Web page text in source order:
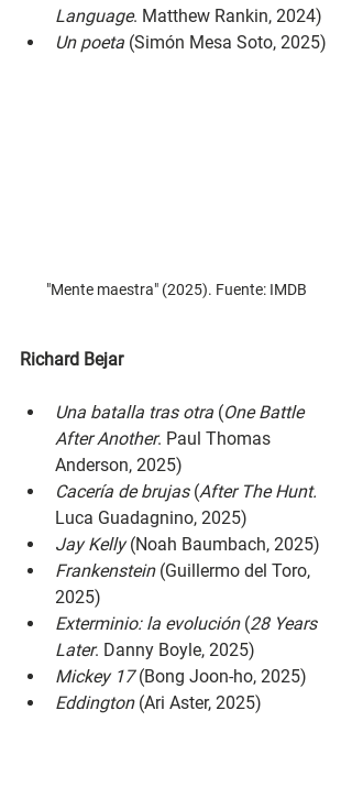
Language. Matthew Rankin, 2024)
Un poeta (Simón Mesa Soto, 2025)
"Mente maestra" (2025). Fuente: IMDB
Richard Bejar
Una batalla tras otra (One Battle
After Another. Paul Thomas
Anderson, 2025)
Cacería de brujas (After The Hunt.
Luca Guadagnino, 2025)
Jay Kelly (Noah Baumbach, 2025)
Frankenstein (Guillermo del Toro,
2025)
Exterminio: la evolución (28 Years
Later. Danny Boyle, 2025)
Mickey 17 (Bong Joon-ho, 2025)
Eddington (Ari Aster, 2025)